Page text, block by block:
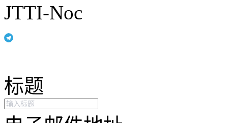
JTTI-Noc
标题